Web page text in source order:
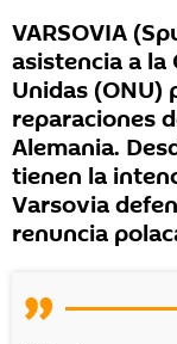
VARSOVIA
asistencia a la
Unidas (ONU)
reparaciones
Alemania.
tienen la
Varsovia
renuncia